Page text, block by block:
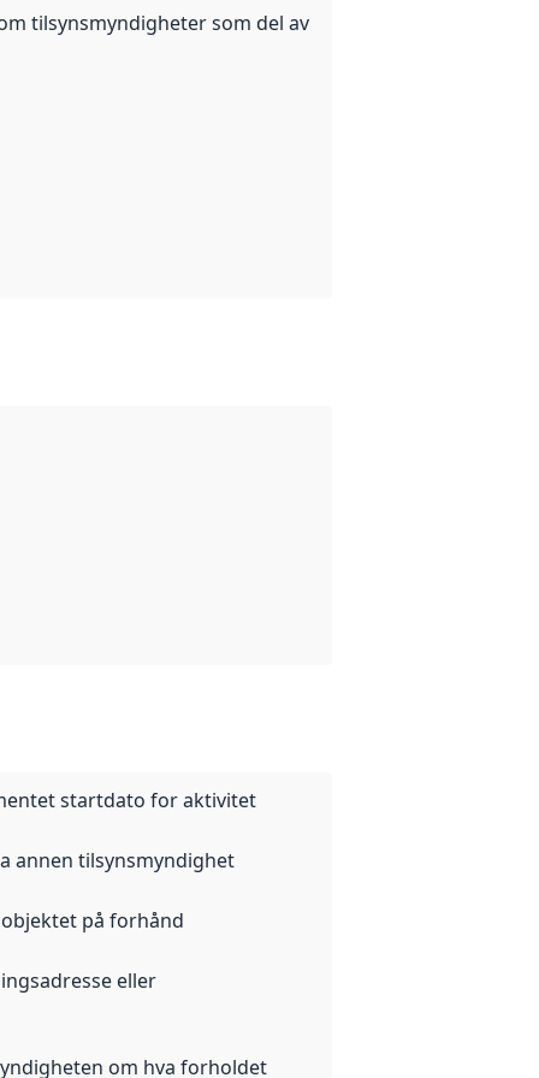
tilsynsmyndigheter som del av
datasettet.
startdato for aktivitet
annen tilsynsmyndighet
på forhånd
eller
om hva forholdet